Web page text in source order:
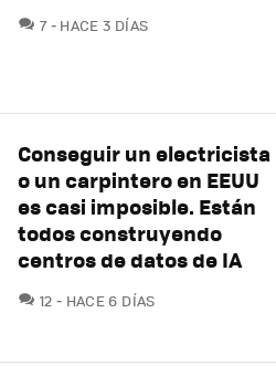
7COMENTARIOS
HACE 3 DÍAS
Conseguir un electricista
o un carpintero en EEUU
es casi imposible. Están
todos construyendo
centros de datos de IA
12 COMENTARIOS
HACE 6 DÍAS